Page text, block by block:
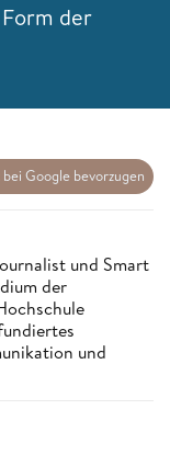
der
Google bevorzugen
und Smart
der
und